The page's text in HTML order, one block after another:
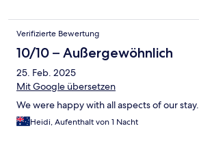
Verifizierte Bewertung
10/10 – Außergewöhnlich
25. Feb. 2025
Mit Google übersetzen
We were happy with all aspects of our stay.
Heidi, Aufenthalt von 1 Nacht